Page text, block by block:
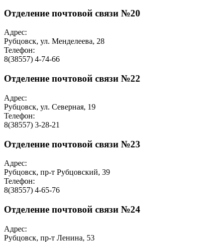
Отделение почтовой связи №20
Адрес:
Рубцовск, ул. Менделеева, 28
Телефон:
8(38557) 4-74-66
Отделение почтовой связи №22
Адрес:
Рубцовск, ул. Северная, 19
Телефон:
8(38557) 3-28-21
Отделение почтовой связи №23
Адрес:
Рубцовск, пр-т Рубцовский, 39
Телефон:
8(38557) 4-65-76
Отделение почтовой связи №24
Адрес:
Рубцовск, пр-т Ленина, 53